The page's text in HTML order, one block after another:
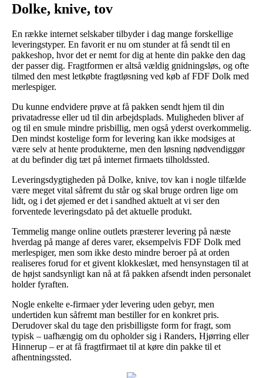
Dolke, knive, tov
En række internet selskaber tilbyder i dag mange forskellige
leveringstyper. En favorit er nu om stunder at få sendt til en
pakkeshop, hvor det er nemt for dig at hente din pakke den dag
der passer dig. Fragtformen er altså vældig gnidningsløs, og ofte
tilmed den mest letkøbte fragtløsning ved køb af FDF Dolk med
merlespiger.
Du kunne endvidere prøve at få pakken sendt hjem til din
privatadresse eller ud til din arbejdsplads. Muligheden bliver af
og til en smule mindre prisbillig, men også yderst overkommelig.
Den mindst kostelige form for levering kan ikke modsiges at
være selv at hente produkterne, men den løsning nødvendiggør
at du befinder dig tæt på internet firmaets tilholdssted.
Leveringsdygtigheden på Dolke, knive, tov kan i nogle tilfælde
være meget vital såfremt du står og skal bruge ordren lige om
lidt, og i det øjemed er det i sandhed aktuelt at vi ser den
forventede leveringsdato på det aktuelle produkt.
Temmelig mange online outlets præsterer levering på næste
hverdag på mange af deres varer, eksempelvis FDF Dolk med
merlespiger, men som ikke desto mindre beroer på at orden
realiseres forud for et givent klokkeslæt, med hensynstagen til at
de højst sandsynligt kan nå at få pakken afsendt inden personalet
holder fyraften.
Nogle enkelte e-firmaer yder levering uden gebyr, men
undertiden kun såfremt man bestiller for en konkret pris.
Derudover skal du tage den prisbilligste form for fragt, som
typisk – uafhængig om du opholder sig i Randers, Hjørring eller
Hinnerup – er at få fragtfirmaet til at køre din pakke til et
afhentningssted.